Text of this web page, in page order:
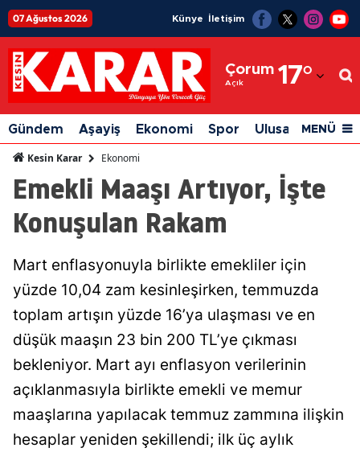
07 Ağustos 2026 Künye İletişim
Çorum
Açık 17°
Adıyaman
Afyonkarahisar
Ağrı
Amasya
Aydın
Balıkesir
Bingöl
Bitlis
Gündem Aşayiş Ekonomi Spor Ulusal Siyaset
MENÜ
Kesin Karar Ekonomi
Emekli Maaşı Artıyor, İşte
Konuşulan Rakam
Mart enflasyonuyla birlikte emekliler için
yüzde 10,04 zam kesinleşirken, temmuzda
toplam artışın yüzde 16’ya ulaşması ve en
düşük maaşın 23 bin 200 TL’ye çıkması
bekleniyor. Mart ayı enflasyon verilerinin
açıklanmasıyla birlikte emekli ve memur
maaşlarına yapılacak temmuz zammına ilişkin
hesaplar yeniden şekillendi; ilk üç aylık